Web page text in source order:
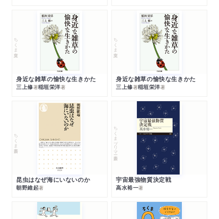
ちくま文庫
身近な雑草の愉快な生きかた
三上修著稲垣栄洋著
ちくま文庫
身近な雑草の愉快な生きかた
三上修著稲垣栄洋著
ちくま新書
昆虫はなぜ海にいないのか
朝野維起著
ちくまプリマー新書
宇宙最強物質決定戦
高水裕一著